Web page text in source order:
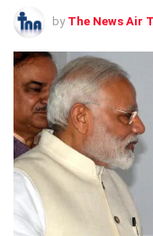
by The News Air